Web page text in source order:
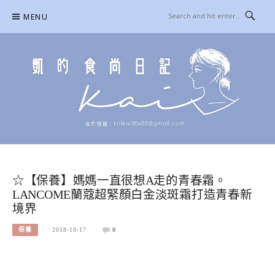
content
MENU
☆【保養】媽媽一直很想A走的青春霜。
LANCOME蘭蔻超緊顏白金淡斑霜打造青春新
境界
保養 2018-10-17 0